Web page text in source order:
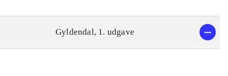
Gyldendal, 1. udgave